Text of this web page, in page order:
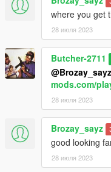
where you get
28 июля 2023
Butcher-2711
@Brozay_sayz
mods.com/
28 июля 2023
Brozay_sayz
good looking
28 июля 2023